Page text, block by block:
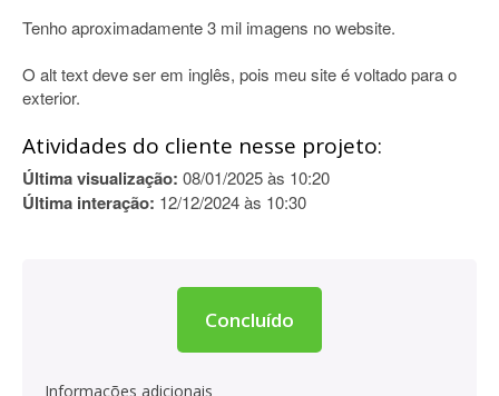
Tenho aproximadamente 3 mil imagens no website.
O alt text deve ser em inglês, pois meu site é voltado para o
exterior.
Atividades do cliente nesse projeto:
Última visualização: 08/01/2025 às 10:20
Última interação: 12/12/2024 às 10:30
Concluído
Informações adicionais